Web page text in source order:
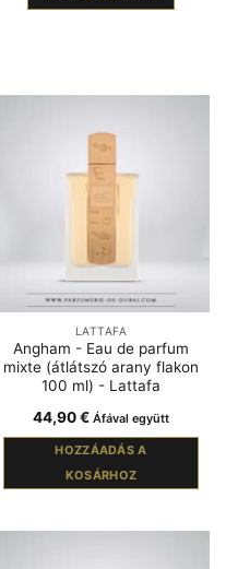
LATTAFA
Angham - Eau de parfum
mixte (átlátszó arany flakon
100 ml) - Lattafa
44,90€ Áfával együtt
HOZZÁADÁS A
KOSÁRHOZ